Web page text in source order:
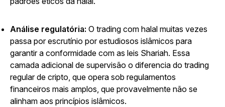
Análise regulatória: O trading com halal muitas vezes
passa por escrutínio por estudiosos islâmicos para
garantir a conformidade com as leis Shariah. Essa
camada adicional de supervisão o diferencia do trading
regular de cripto, que opera sob regulamentos
financeiros mais amplos, que provavelmente não se
alinham aos princípios islâmicos.